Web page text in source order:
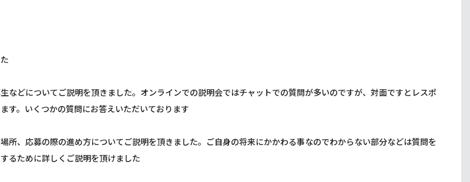
などについてご説明を頂きました。オンラインでの説明会ではチャットでの質問が多いのですが、対面ですとレスポ
す。いくつかの質問にお答えいただいております
所、応募の際の進め方についてご説明を頂きました。ご自身の将来にかかわる事なのでわからない部分などは質問を
るために詳しくご説明を頂けました